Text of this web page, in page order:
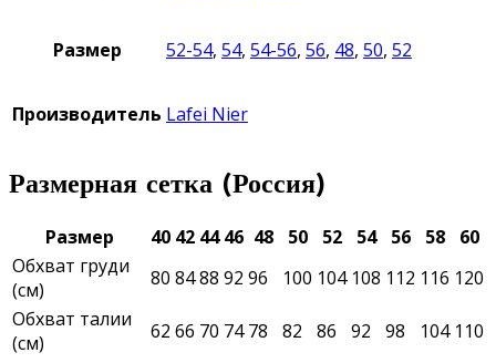
Размер 52-54, 54, 54-56, 56, 48, 50, 52
Производитель Lafei Nier
Размерная сетка (Россия)
Размер 40 42 44 46 48 50 52 54 56 58
60
Обхват груди
(см)
80 8488 92 96 100 104 108 112 116 120
Обхват талии
(см)
62 66 70 74 78 82 86 92 98 104 110